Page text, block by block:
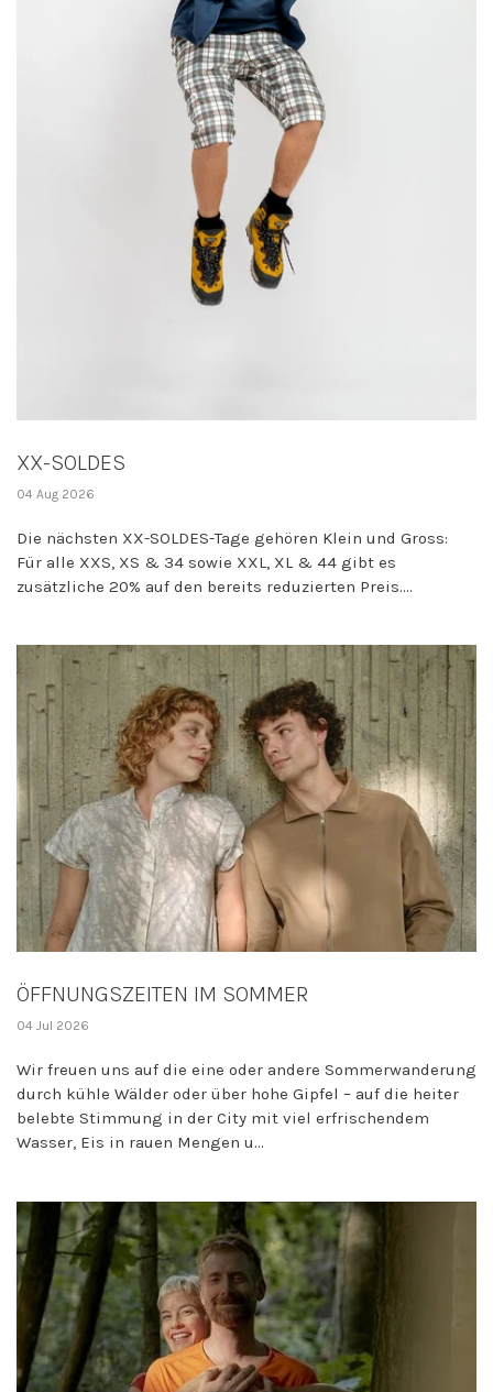
XX-SOLDES
04 Aug 2026
Die nächsten XX-SOLDES-Tage gehören Klein und Gross:
Für alle XXS, XS & 34 sowie XXL, XL & 44 gibt es
zusätzliche 20% auf den bereits reduzierten Preis....
ÖFFNUNGSZEITEN IM SOMMER
04 Jul 2026
Wir freuen uns auf die eine oder andere Sommerwanderung
durch kühle Wälder oder über hohe Gipfel – auf die heiter
belebte Stimmung in der City mit viel erfrischendem
Wasser, Eis in rauen Mengen u...